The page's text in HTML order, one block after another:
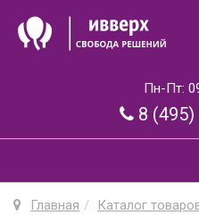
Пн-Пт:
8
Главная Каталог